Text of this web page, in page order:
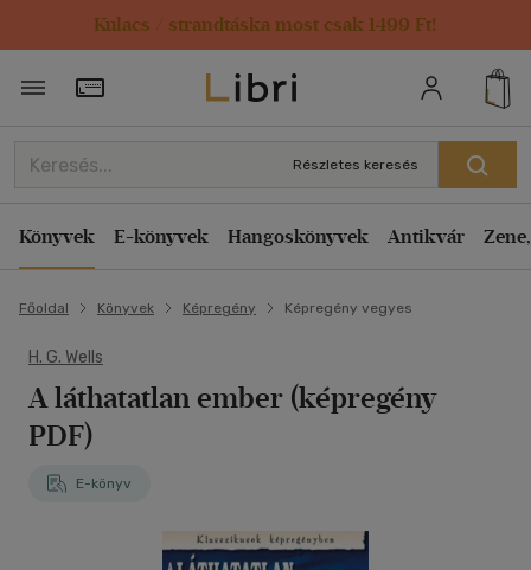
Kulacs / strandtáska most csak 1499 Ft!
Törzsvásárlói Kártya adatai
Részletes keresés
Könyvek E-könyvek Hangoskönyvek Antikvár
Főoldal Könyvek Képregény Képregény vegyes
H. G. Wells
A láthatatlan ember (képregény
PDF)
E-könyv